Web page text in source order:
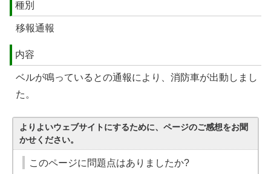
種別
移報通報
内容
ベルが鳴っているとの通報により、消防車が出動しまし
た。
よりよいウェブサイトにするために、ページのご感想をお聞
かせください。
このページに問題点はありましたか?